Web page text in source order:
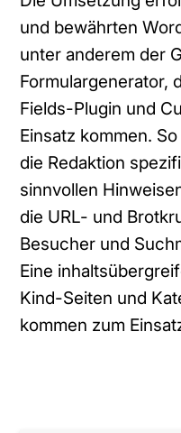
und bewährten
unter anderem der
Formulargenerator,
Fields-Plugin und
Einsatz kommen.
die Redaktion
sinnvollen
die URL- und
Besucher und
Eine
Kind-Seiten und
kommen zum